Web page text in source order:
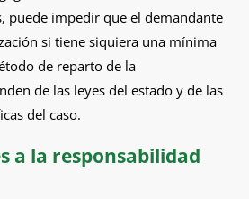
puede impedir que el demandante
si tiene siquiera una mínima
de reparto de la
de las leyes del estado y de las
del caso.
a la responsabilidad